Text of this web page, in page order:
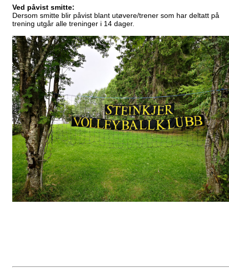
Ved påvist smitte:
Dersom smitte blir påvist blant utøvere/trener som har deltatt på
trening utgår alle treninger i 14 dager.